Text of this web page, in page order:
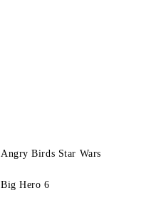
Angry Birds Star Wars
Big Hero 6